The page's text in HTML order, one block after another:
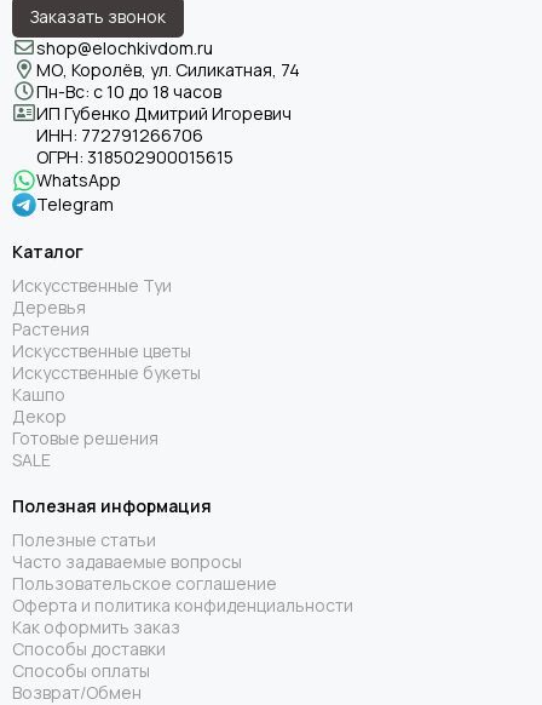
Заказать звонок
shop@elochkivdom.ru
МО, Королёв, ул. Силикатная, 74
Пн-Вс: с 10 до 18 часов
ИП Губенко Дмитрий Игоревич
ИНН: 772791266706
ОГРН: 318502900015615
WhatsApp
Telegram
Каталог
Искусственные Туи
Деревья
Растения
Искусственные цветы
Искусственные букеты
Кашпо
Декор
Готовые решения
SALE
Полезная информация
Полезные статьи
Часто задаваемые вопросы
Пользовательское соглашение
Оферта и политика конфиденциальности
Как оформить заказ
Способы доставки
Способы оплаты
Возврат/Обмен